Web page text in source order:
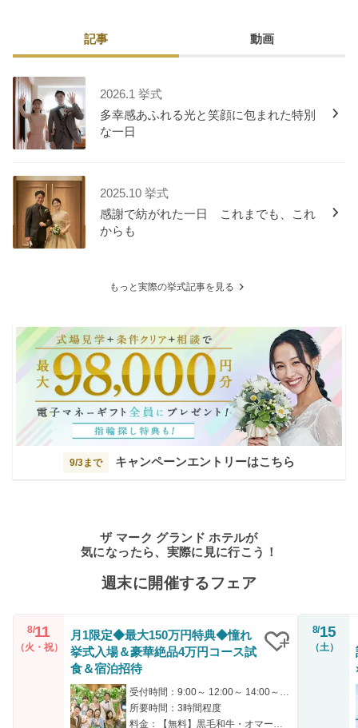
記事 動画
2026.1 挙式
多幸感あふれる光と笑顔に包まれた特別
な一日
2025.10 挙式
感謝で紡がれた一日 これまでも、これ
からも
もっと実際の挙式記事を見る
9/3まで キャンペーンエントリーはこちら
ザ マーク グランド ホテルが
気になったら、実際に見に行こう！
週末に開催するフェア
8/11
（火・祝）
月1限定◆最大150万円特典◆憧れ
挙式入場＆豪華絶品4万円コース試
食＆宿泊招待
受付時間：9:00～ 12:00～ 14:00～ 15:00～
所要時間：3時間程度
料金：【無料】黒毛和牛・オマール海老含む豪華4万円相当試食
8/15
（土）